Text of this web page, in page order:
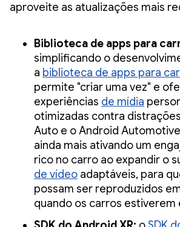
aproveite as atualizações mais
Biblioteca de apps para
simplificando o
a biblioteca de apps para
permite "criar uma vez" e
experiências de mídia
otimizadas contra
Auto e o Android
ainda mais ativando um
rico no carro ao expandir o
de vídeo adaptáveis, para
possam ser reproduzidos
quando os carros estiverem